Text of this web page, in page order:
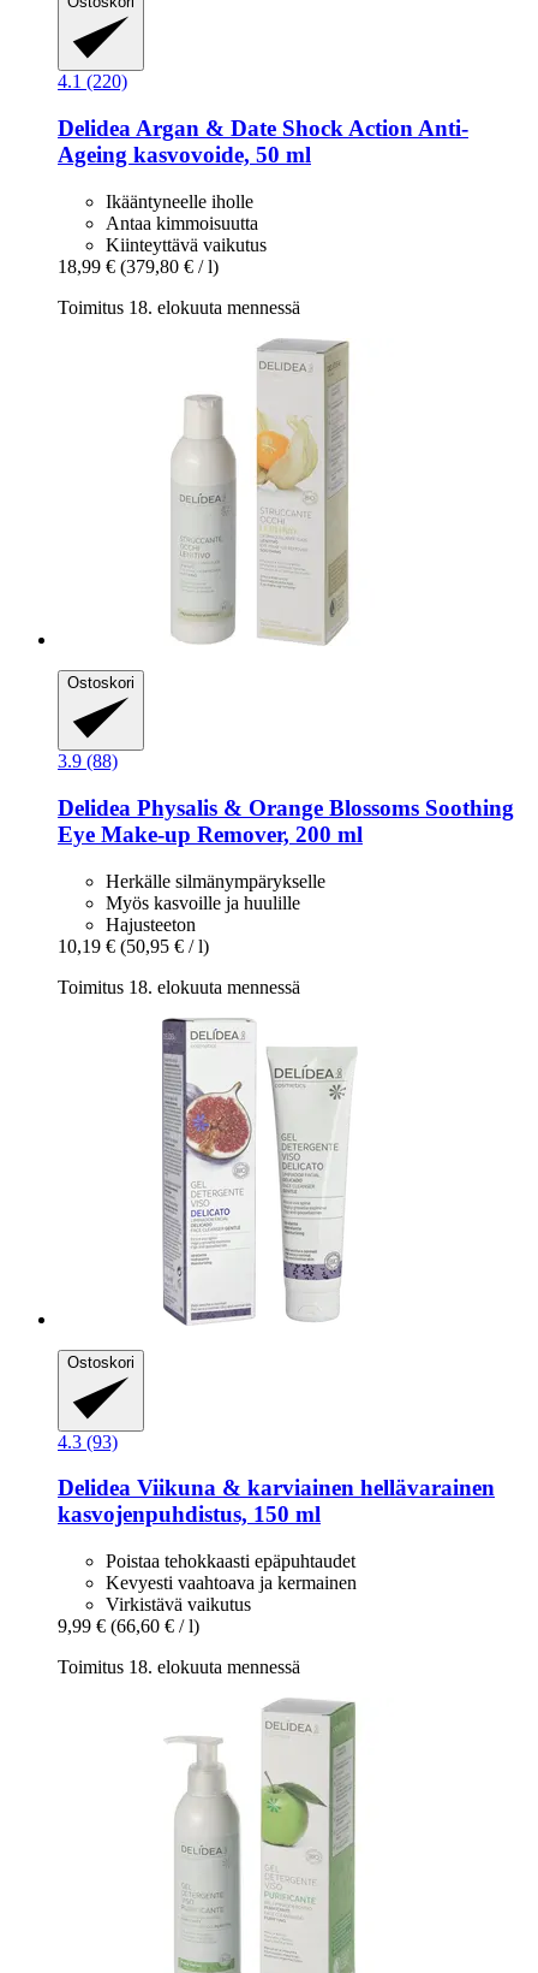
4.1 (220)
Delidea Argan & Date Shock Action Anti-​
Ageing kasvovoide, 50 ml
Ikääntyneelle iholle
Antaa kimmoisuutta
Kiinteyttävä vaikutus
18,99 € (379,80 € / l)
Toimitus 18. elokuuta mennessä
Ostoskori
3.9 (88)
Delidea Physalis & Orange Blossoms Soothing
Eye Make-​up Remover, 200 ml
Herkälle silmänympärykselle
Myös kasvoille ja huulille
Hajusteeton
10,19 € (50,95 € / l)
Toimitus 18. elokuuta mennessä
Ostoskori
4.3 (93)
Delidea Viikuna & karviainen hellävarainen
kasvojenpuhdistus, 150 ml
Poistaa tehokkaasti epäpuhtaudet
Kevyesti vaahtoava ja kermainen
Virkistävä vaikutus
9,99 € (66,60 € / l)
Toimitus 18. elokuuta mennessä